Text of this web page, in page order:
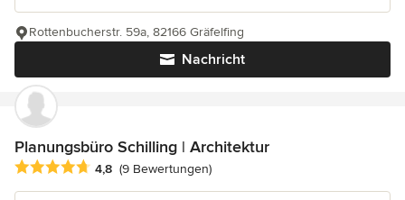
Nachricht
Rottenbucherstr. 59a, 82166 Gräfelfing
Planungsbüro Schilling | Architektur
Durchschnittliche Bewertung: 4.8 von 5 Sternen
4,8 (9 Bewertungen)